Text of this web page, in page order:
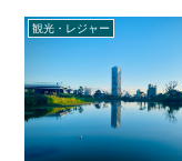
観光・レジャー